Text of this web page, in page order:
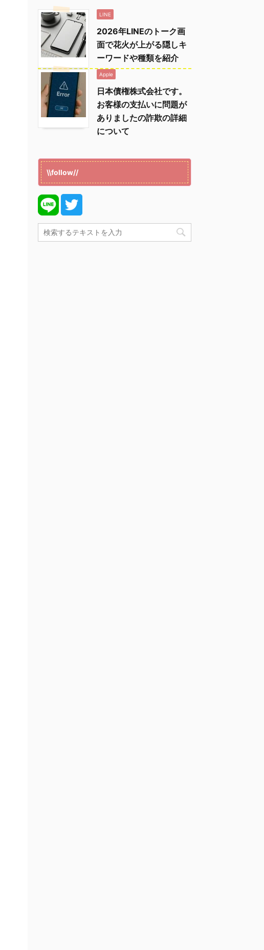
LINE
2026年LINEのトーク画
面で花火が上がる隠しキ
ーワードや種類を紹介
Apple
日本債権株式会社です。
お客様の支払いに問題が
ありましたの詐欺の詳細
について
\\follow//